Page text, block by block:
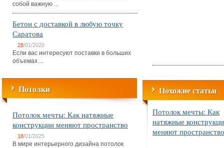
собой важную ...
Бетон с доставкой в любую точку
Саратова
28/01/2020
Если вас интересуют поставки в больших
объемах ...
Потолки
Потолок мечты: Как натяжные
конструкции меняют пространство
18/01/2025
В мире интерьерного дизайна потолок
Похожие статьи
Потолок мечты: Как
натяжные
меняют пространство